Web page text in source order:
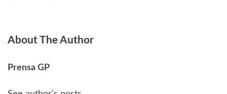
About The Author
Prensa GP